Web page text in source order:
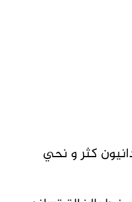
كثر و نحي